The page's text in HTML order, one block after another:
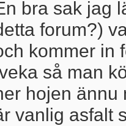
bra sak jag
forum?)
kommer in
så man
hojen ännu
vanlig asfalt